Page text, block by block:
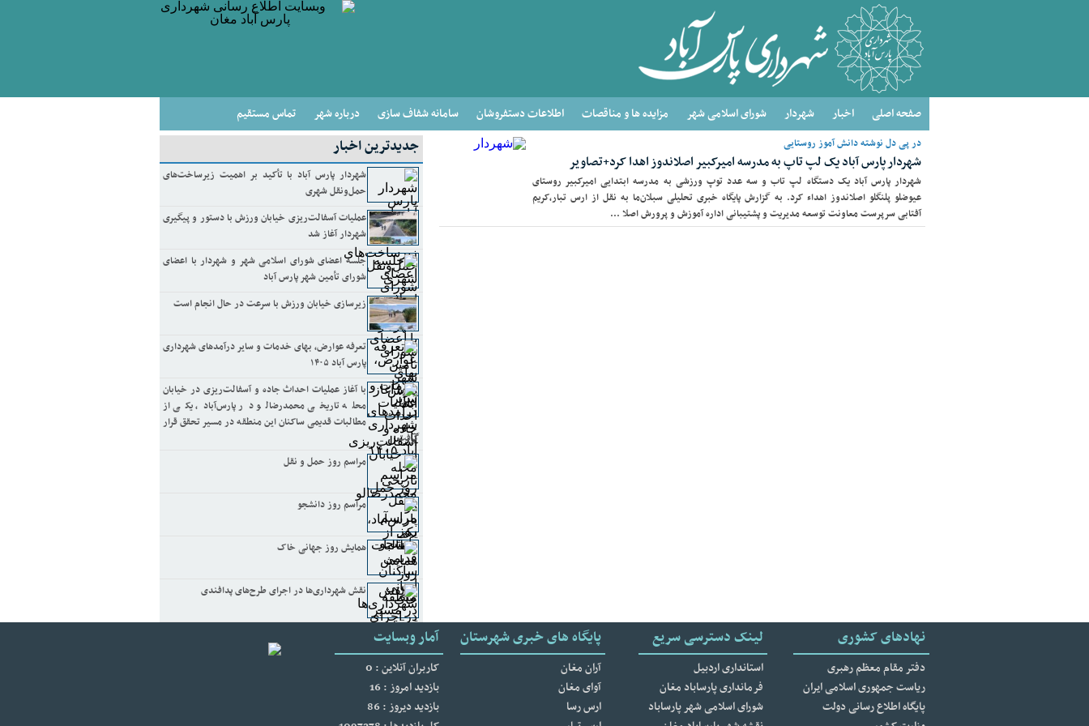
صفحه اصلی اخبار شهردار شورای اسلامی شهر مزایده ها و مناقصات اطلاعات دستفروشان سامانه شفاف سازی درباره شهر تماس مستقیم
جدیدترین اخبار
شهردار پارس آباد با تأکید بر اهمیت زیرساخت‌های
حمل‌ونقل شهری
عملیات آسفالت‌ریزی خیابان ورزش با دستور و پیگیری
شهردار آغاز شد
جلسه اعضای شورای اسلامی شهر و شهردار با اعضای
شورای تأمین شهر پارس آباد
زیرسازی خیابان ورزش با سرعت در حال انجام است
تعرفه عوارض، بهای خدمات و سایر درآمدهای شهرداری
پارس آباد ۱۴۰۵
با آغاز عملیات احداث جاده و آسفالت‌ریزی در خیابان
محله تاریخی محمدرضالو در پارس‌آباد، یکی از
مطالبات قدیمی ساکنان این منطقه در مسیر تحقق قرار
گرفت
مراسم روز حمل و نقل
مراسم روز دانشجو
همایش روز جهانی خاک
نقش شهرداری‌ها در اجرای طرح‌های پدافندی
در پی دل نوشته دانش آموز روستایی
شهردار پارس آباد یک لپ تاپ به مدرسه امیرکبیر اصلاندوز اهدا کرد+تصاویر
شهردار پارس آباد یک دستگاه لپ تاب و سه عدد توپ ورزشی به مدرسه ابتدایی امیرکبیر روستای
عیوضلو پلنگلو اصلاندوز اهداء کرد. به گزارش پایگاه خبری تحلیلی سبلان‌ما به نقل از ارس تبار،کریم
آفتابی سرپرست معاونت توسعه مدیریت و پشتیبانی اداره آموزش و پرورش اصلا ...
نهادهای کشوری
دفتر مقام معظم رهبری
ریاست جمهوری اسلامی ایران
پایگاه اطلاع رسانی دولت
لینک دسترسی سریع
استانداری اردبیل
فرمانداری پارساباد مغان
شورای اسلامی شهر پارساباد
پایگاه های خبری شهرستان
آران مغان
آوای مغان
ارس رسا
آمار وبسایت
کاربران آنلاین : 0
بازدید امروز : 16
بازدید دیروز : 86